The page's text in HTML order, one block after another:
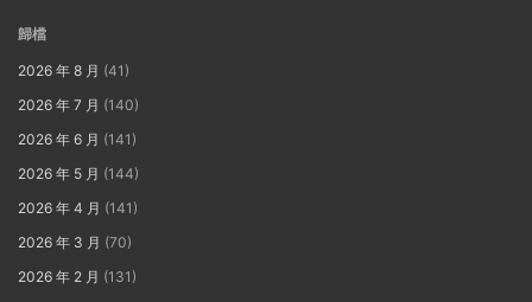
歸檔
2026 年 8 月 (41)
2026 年 7 月 (140)
2026 年 6 月 (141)
2026 年 5 月 (144)
2026 年 4 月 (141)
2026 年 3 月 (70)
2026 年 2 月 (131)